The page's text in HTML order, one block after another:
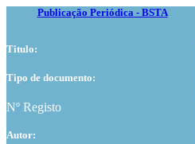
Publicação Periódica - BSTA
Titulo:
Tipo de documento:
Nº Registo
Autor: